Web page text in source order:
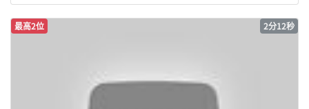
最高2位 2分12秒